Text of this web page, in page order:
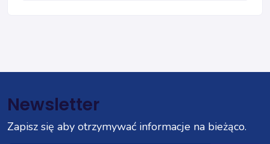
Newsletter
Zapisz się aby otrzymywać informacje na bieżąco.